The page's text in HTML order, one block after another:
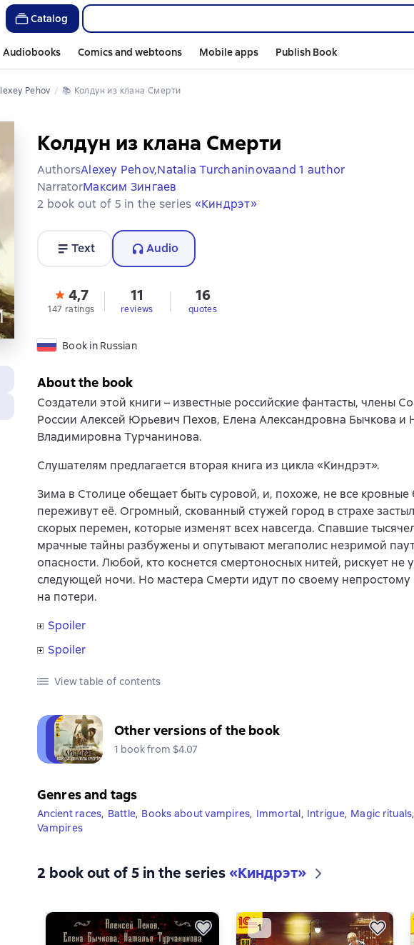
Catalog
Audiobooks Comics and webtoons Mobile apps Publish Book
Alexey Pehov 📚 Колдун из клана Смерти
Колдун из клана Смерти
AuthorsAlexey Pehov,Natalia Turchaninovaand 1 author
NarratorМаксим Зингаев
2 book out of 5 in the series «Киндрэт»
Text Audio
4,7
147 ratings
11
reviews
16
quotes
Book in Russian
About the book
Создатели этой книги – известные российские фантасты, члены
России Алексей Юрьевич Пехов, Елена Александровна Бычкова и
Владимировна Турчанинова.
Слушателям предлагается вторая книга из цикла «Киндрэт».
Зима в Столице обещает быть суровой, и, похоже, не все кровные
переживут её. Огромный, скованный стужей город в страхе
скорых перемен, которые изменят всех навсегда. Спавшие
мрачные тайны разбужены и опутывают мегаполис незримой
опасности. Любой, кто коснется смертоносных нитей, рискует не
следующей ночи. Но мастера Смерти идут по своему непростому
на потери.
Spoiler
Spoiler
View table of contents
Other versions of the book
1 book from $4.07
Genres and tags
Ancient races, Battle, Books about vampires, Immortal, Intrigue, Magic rituals,
Vampires
2 book out of 5 in the series«Киндрэт»